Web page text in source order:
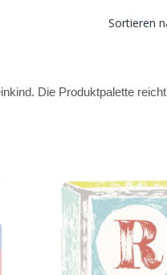
Sortieren
Die Produktpalette